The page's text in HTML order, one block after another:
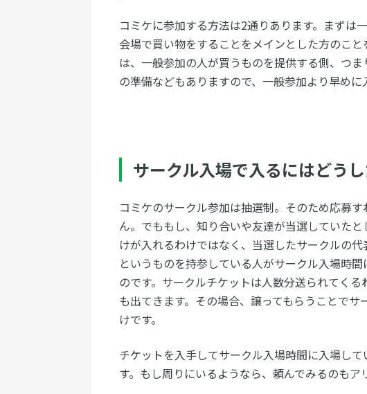
コミケに参加する方法は2通りあります。まずは
会場で買い物をすることをメインとした方のこ
は、一般参加の人が買うものを提供する側、つ
の準備などもありますので、一般参加より早めに
サークル入場で入るにはどう
コミケのサークル参加は抽選制。そのため応募
ん。でももし、知り合いや友達が当選していた
けが入れるわけではなく、当選したサークルの
というものを持参している人がサークル入場時
のです。サークルチケットは人数分送られてく
も出てきます。その場合、譲ってもらうことで
けです。
チケットを入手してサークル入場時間に入場し
す。もし周りにいるようなら、頼んでみるのもア